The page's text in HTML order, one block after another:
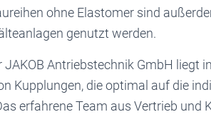
ohne Elastomer sind
genutzt werden.
JAKOB Antriebstechnik GmbH liegt
Kupplungen, die optimal auf die
erfahrene Team aus Vertrieb und